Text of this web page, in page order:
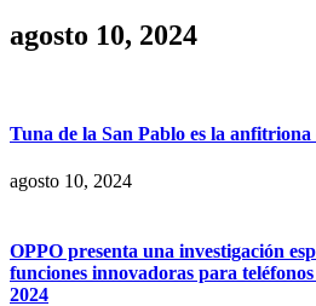
agosto 10, 2024
Tuna de la San Pablo es la anfitriona
agosto 10, 2024
OPPO presenta una investigación
funciones innovadoras para
2024